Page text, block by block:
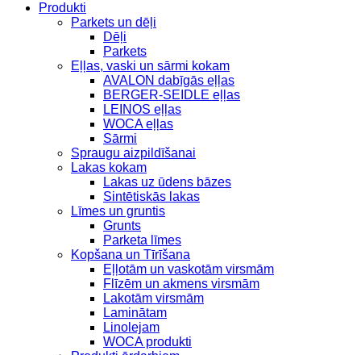
Produkti
Parkets un dēļi
Dēļi
Parkets
Eļļas, vaski un sārmi kokam
AVALON dabīgās eļļas
BERGER-SEIDLE eļļas
LEINOS eļļas
WOCA eļļas
Sārmi
Spraugu aizpildīšanai
Lakas kokam
Lakas uz ūdens bāzes
Sintētiskās lakas
Līmes un gruntis
Grunts
Parketa līmes
Kopšana un Tīrīšana
Eļļotām un vaskotām virsmām
Flīzēm un akmens virsmām
Lakotām virsmām
Laminātam
Linolejam
WOCA produkti